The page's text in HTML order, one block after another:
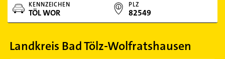
KENNZEICHEN
TÖL WOR
PLZ
82549
Landkreis Bad Tölz-Wolfratshausen